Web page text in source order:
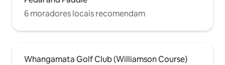
6 moradores locais recomendam
Whangamata Golf Club (Williamson Course)